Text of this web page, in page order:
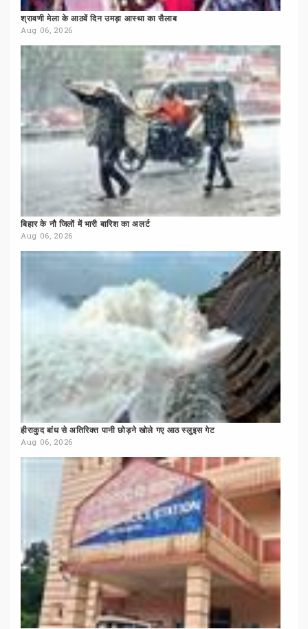
श्रावणी मेला के आठवें दिन उमड़ा आस्था का सैलाब
Aug 06, 2026
बिहार के नौ जिलों में भारी बारिश का अलर्ट
Aug 06, 2026
हीराकुद बांध से अतिरिक्त पानी छोड़ने खोले गए आठ स्लुइस गेट
Aug 06, 2026